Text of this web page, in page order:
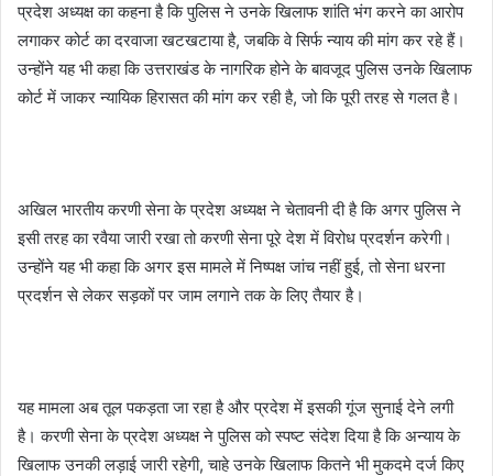
प्रदेश अध्यक्ष का कहना है कि पुलिस ने उनके खिलाफ शांति भंग करने का आरोप
लगाकर कोर्ट का दरवाजा खटखटाया है, जबकि वे सिर्फ न्याय की मांग कर रहे हैं।
उन्होंने यह भी कहा कि उत्तराखंड के नागरिक होने के बावजूद पुलिस उनके खिलाफ
कोर्ट में जाकर न्यायिक हिरासत की मांग कर रही है, जो कि पूरी तरह से गलत है।
अखिल भारतीय करणी सेना के प्रदेश अध्यक्ष ने चेतावनी दी है कि अगर पुलिस ने
इसी तरह का रवैया जारी रखा तो करणी सेना पूरे देश में विरोध प्रदर्शन करेगी।
उन्होंने यह भी कहा कि अगर इस मामले में निष्पक्ष जांच नहीं हुई, तो सेना धरना
प्रदर्शन से लेकर सड़कों पर जाम लगाने तक के लिए तैयार है।
यह मामला अब तूल पकड़ता जा रहा है और प्रदेश में इसकी गूंज सुनाई देने लगी
है। करणी सेना के प्रदेश अध्यक्ष ने पुलिस को स्पष्ट संदेश दिया है कि अन्याय के
खिलाफ उनकी लड़ाई जारी रहेगी, चाहे उनके खिलाफ कितने भी मुकदमे दर्ज किए